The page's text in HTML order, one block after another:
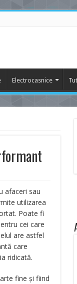
Electrocasnice
afaceri sau
utilizarea
Poate fi
cei care
are astfel
care
ridicată.
fine și fiind